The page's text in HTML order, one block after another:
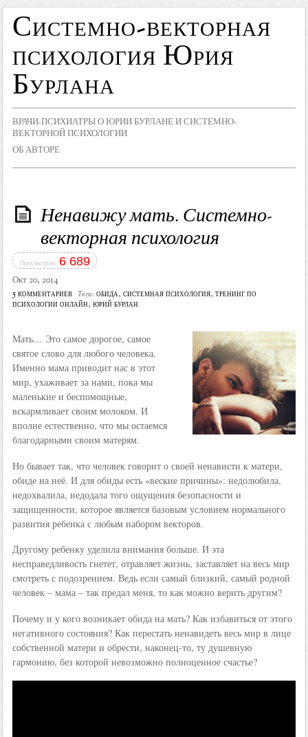
Системно-векторная
психология Юрия
Бурлана
ВРАЧИ-ПСИХИАТРЫ О ЮРИИ БУРЛАНЕ И СИСТЕМНО-
ВЕКТОРНОЙ ПСИХОЛОГИИ
ОБ АВТОРЕ
Ненавижу мать. Системно-
векторная психология
Просмотров: 6 689
Окт 20, 2014
5 комментариев Теги:обида, системная психология, тренинг по
психологии онлайн, юрий бурлан
Мать… Это самое дорогое, самое
святое слово для любого человека.
Именно мама приводит нас в этот
мир, ухаживает за нами, пока мы
маленькие и беспомощные,
вскармливает своим молоком. И
вполне естественно, что мы остаемся
благодарными своим матерям.
Но бывает так, что человек говорит о своей ненависти к матери,
обиде на неё. И для обиды есть «веские причины»: недолюбила,
недохвалила, недодала того ощущения безопасности и
защищенности, которое является базовым условием нормального
развития ребенка с любым набором векторов.
Другому ребенку уделила внимания больше. И эта
несправедливость гнетет, отравляет жизнь, заставляет на весь мир
смотреть с подозрением. Ведь если самый близкий, самый родной
человек – мама – так предал меня, то как можно верить другим?
Почему и у кого возникает обида на мать? Как избавиться от этого
негативного состояния? Как перестать ненавидеть весь мир в лице
собственной матери и обрести, наконец-то, ту душевную
гармонию, без которой невозможно полноценное счастье?